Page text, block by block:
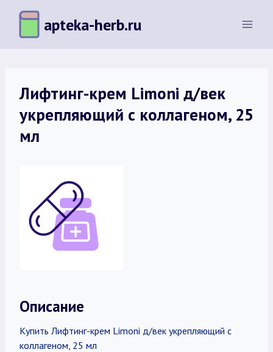
Перейти
содержимому
apteka-herb.ru
Лифтинг-крем Limoni д/век
укрепляющий с коллагеном, 25
мл
Описание
Купить Лифтинг-крем Limoni д/век укрепляющий с
коллагеном, 25 мл